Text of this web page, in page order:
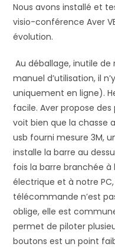
Nous avons installé et
visio-conférence Aver
évolution.
Au déballage, inutile
manuel d’utilisation, il
uniquement en ligne).
facile. Aver propose
voit bien que la chasse
usb fourni mesure 3M,
installe la barre au
fois la barre branchée à
électrique et à notre
télécommande n’est
oblige, elle est
permet de piloter
boutons est un point